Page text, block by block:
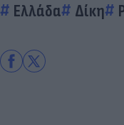
Ελλάδα Δίκη